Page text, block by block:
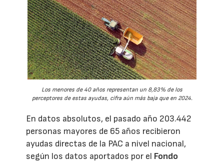
Los menores de 40 años representan un 8,83% de los
perceptores de estas ayudas, cifra aún más baja que en 2024.
En datos absolutos, el pasado año 203.442
personas mayores de 65 años recibieron
ayudas directas de la PAC a nivel nacional,
según los datos aportados por el Fondo